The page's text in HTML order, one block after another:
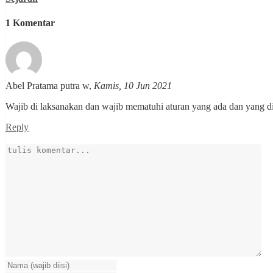
1 Komentar
Abel Pratama putra w, Kamis, 10 Jun 2021
Wajib di laksanakan dan wajib mematuhi aturan yang ada dan yang
Reply